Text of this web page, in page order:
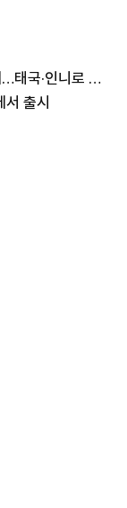
미스토홀딩스, 말레이시아 휠라 매장 확대…태국·인니로 넓힌다
출시